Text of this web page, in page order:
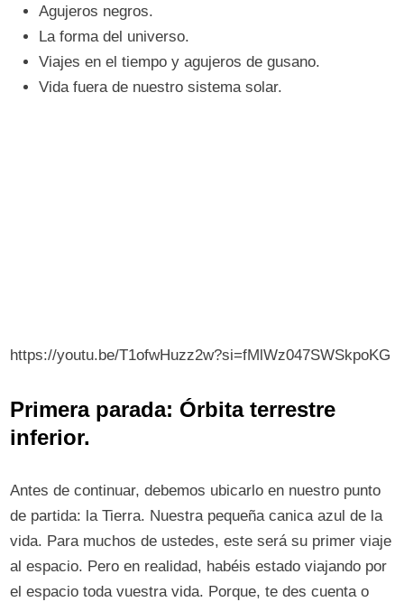
Agujeros negros.
La forma del universo.
Viajes en el tiempo y agujeros de gusano.
Vida fuera de nuestro sistema solar.
https://youtu.be/T1ofwHuzz2w?si=fMlWz047SWSkpoKG
Primera parada: Órbita terrestre
inferior.
Antes de continuar, debemos ubicarlo en nuestro punto
de partida: la Tierra. Nuestra pequeña canica azul de la
vida. Para muchos de ustedes, este será su primer viaje
al espacio. Pero en realidad, habéis estado viajando por
el espacio toda vuestra vida. Porque, te des cuenta o